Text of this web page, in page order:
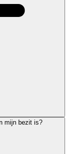
mijn bezit is?